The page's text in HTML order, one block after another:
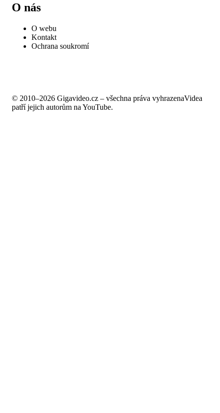
O nás
O webu
Kontakt
Ochrana soukromí
© 2010–2026 Gigavideo.cz – všechna práva vyhrazenaVidea
patří jejich autorům na YouTube.